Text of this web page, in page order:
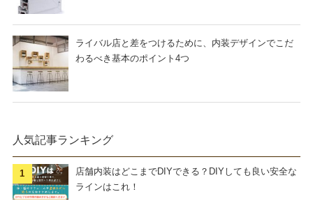
ライバル店と差をつけるために、内装デザインでこだ
わるべき基本のポイント4つ
人気記事ランキング
店舗内装はどこまでDIYできる？DIYしても良い安全な
ラインはこれ！